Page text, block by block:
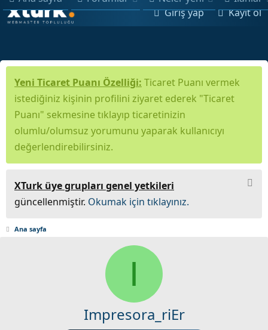
Giriş yap Kayıt ol
Yeni Ticaret Puanı Özelliği: Ticaret Puanı vermek
istediğiniz kişinin profilini ziyaret ederek "Ticaret
Puanı" sekmesine tıklayıp ticaretinizin
olumlu/olumsuz yorumunu yaparak kullanıcıyı
değerlendirebilirsiniz.
XTurk üye grupları genel yetkileri
güncellenmiştir. Okumak için tıklayınız.
Ana sayfa
I
Impresora_riEr